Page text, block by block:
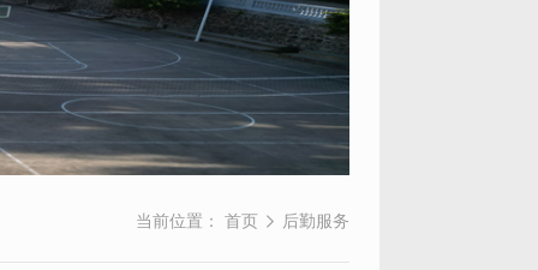
当前位置： 首页 后勤服务